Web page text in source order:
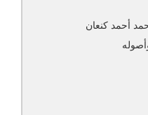
أحمد كنعان